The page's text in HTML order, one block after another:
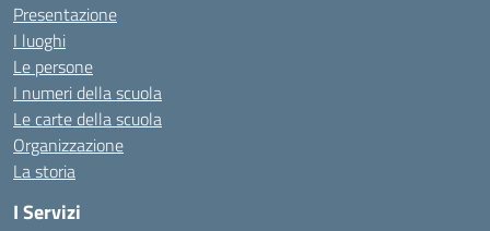
Presentazione
I luoghi
Le persone
I numeri della scuola
Le carte della scuola
Organizzazione
La storia
I Servizi